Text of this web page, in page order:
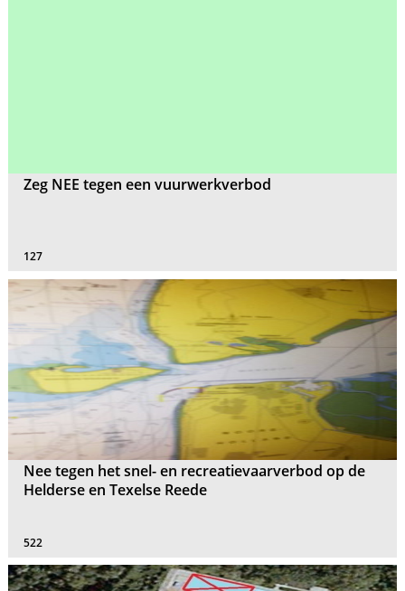
Zeg NEE tegen een vuurwerkverbod
127
Nee tegen het snel- en recreatievaarverbod op de
Helderse en Texelse Reede
522